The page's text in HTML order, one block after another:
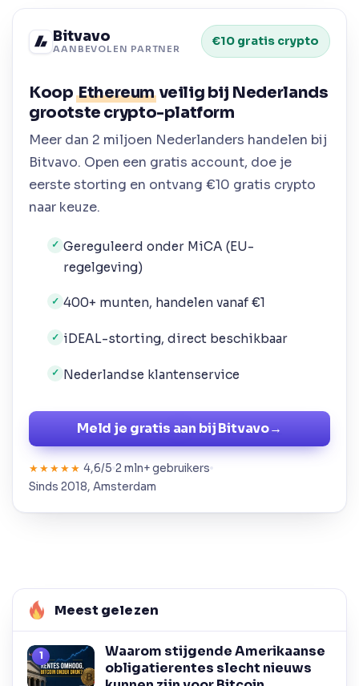
Bitvavo
AANBEVOLEN PARTNER
€10 gratis crypto
KoopEthereumveilig bij Nederlands
grootste crypto-platform
Meer dan 2 miljoen Nederlanders handelen bij
Bitvavo. Open een gratis account, doe je
eerste storting en ontvang €10 gratis crypto
naar keuze.
✓ Gereguleerd onder MiCA (EU-
regelgeving)
✓ 400+ munten, handelen vanaf €1
✓ iDEAL-storting, direct beschikbaar
✓ Nederlandse klantenservice
Meld je gratis aan bij Bitvavo→
★★★★★ 4,6/5 2 mln+ gebruikers
Sinds 2018, Amsterdam
Meest gelezen
Waarom stijgende Amerikaanse
obligatierentes slecht nieuws